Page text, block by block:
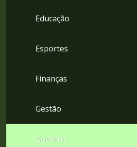
Educação
Esportes
Finanças
Gestão
Governo